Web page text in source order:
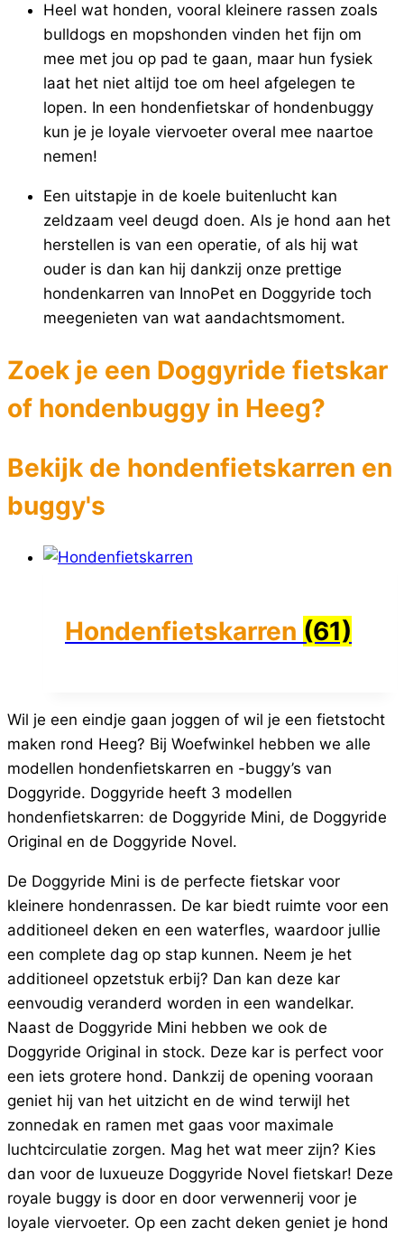
Heel wat honden, vooral kleinere rassen zoals
bulldogs en mopshonden vinden het fijn om
mee met jou op pad te gaan, maar hun fysiek
laat het niet altijd toe om heel afgelegen te
lopen. In een hondenfietskar of hondenbuggy
kun je je loyale viervoeter overal mee naartoe
nemen!
Een uitstapje in de koele buitenlucht kan
zeldzaam veel deugd doen. Als je hond aan het
herstellen is van een operatie, of als hij wat
ouder is dan kan hij dankzij onze prettige
hondenkarren van InnoPet en Doggyride toch
meegenieten van wat aandachtsmoment.
Zoek je een Doggyride fietskar
of hondenbuggy in Heeg?
Bekijk de hondenfietskarren en
buggy's
Hondenfietskarren (61)
Wil je een eindje gaan joggen of wil je een fietstocht
maken rond Heeg? Bij Woefwinkel hebben we alle
modellen hondenfietskarren en -buggy’s van
Doggyride. Doggyride heeft 3 modellen
hondenfietskarren: de Doggyride Mini, de Doggyride
Original en de Doggyride Novel.
De Doggyride Mini is de perfecte fietskar voor
kleinere hondenrassen. De kar biedt ruimte voor een
additioneel deken en een waterfles, waardoor jullie
een complete dag op stap kunnen. Neem je het
additioneel opzetstuk erbij? Dan kan deze kar
eenvoudig veranderd worden in een wandelkar.
Naast de Doggyride Mini hebben we ook de
Doggyride Original in stock. Deze kar is perfect voor
een iets grotere hond. Dankzij de opening vooraan
geniet hij van het uitzicht en de wind terwijl het
zonnedak en ramen met gaas voor maximale
luchtcirculatie zorgen. Mag het wat meer zijn? Kies
dan voor de luxueuze Doggyride Novel fietskar! Deze
royale buggy is door en door verwennerij voor je
loyale viervoeter. Op een zacht deken geniet je hond